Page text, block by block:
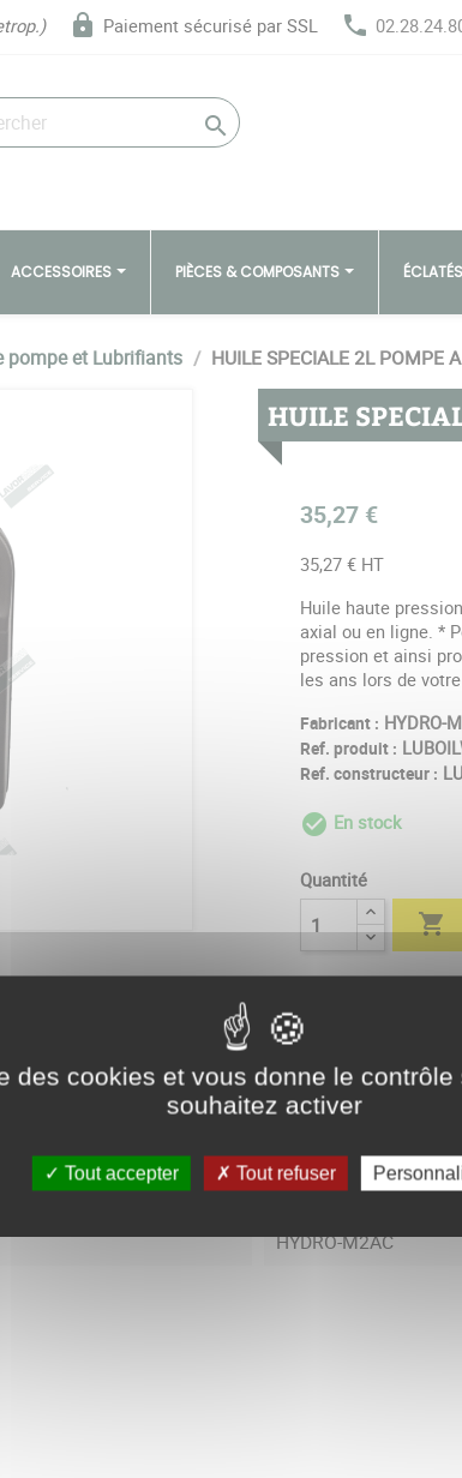
lock Paiement sécurisé par SSL phone

ACCESSOIRES PIÈCES & COMPOSANTS ÉCLATÉS
pompe et Lubrifiants HUILE SPECIALE 2L POMPE
HUILE
35,27 €
35,27 € HT
Huile haute
axial ou en ligne. *
pression et ainsi
les ans lors de
Fabricant : HYDRO-
Ref. produit :
Ref. constructeur :
En stock
Quantité

Partager
2.00
HYDRO-M2AC
des cookies et vous donne le
souhaitez activer
Tout accepter Tout refuser